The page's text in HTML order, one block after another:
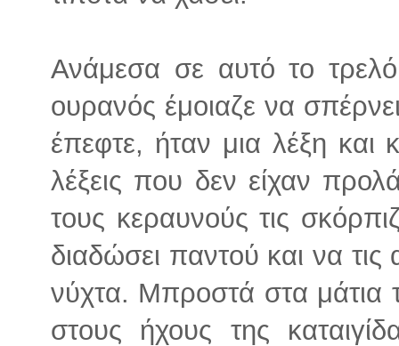
Ανάμεσα σε αυτό το
ουρανός έμοιαζε να
έπεφτε, ήταν μια λέξη
λέξεις που δεν είχαν
τους κεραυνούς τις
διαδώσει παντού και να
νύχτα. Μπροστά στα μάτια
στους ήχους της